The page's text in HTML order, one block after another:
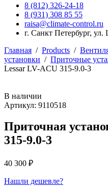
8 (812) 326-24-18
8 (931) 308 85 55
raisa@climate-control.ru
г. Санкт Петербург,
Главная / Products /
установки / Приточные
Lessar LV-ACU 315-9.0-3
В наличии
Артикул: 9110518
Приточная
315-9.0-3
40 300 ₽
Нашли дешевле?